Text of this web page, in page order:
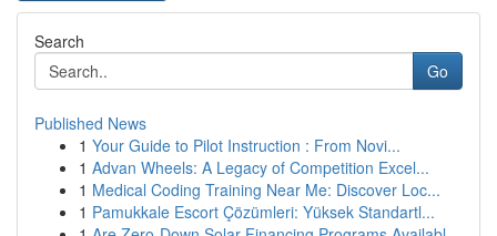
Search
Go
Published News
1 Your Guide to Pilot Instruction : From Novi...
1 Advan Wheels: A Legacy of Competition Excel...
1 Medical Coding Training Near Me: Discover Loc...
1 Pamukkale Escort Çözümleri: Yüksek Standartl...